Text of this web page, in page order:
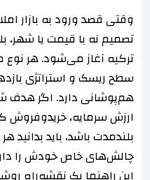
وقتی قصد ورود به بازار
تصمیم نه با قیمت یا شهر،
ترکیه آغاز می‌شود. هر نوع
سطح ریسک و استراتژی
هم‌پوشانی دارد. اگر هدف
ارزش سرمایه، خریدوفروش
بلندمدت باشد، باید
چالش‌های خاص خودش را
این راهنما یک نقشه‌راه